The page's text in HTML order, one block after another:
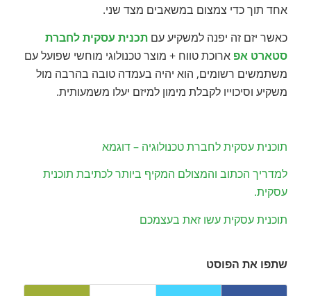
אחד תוך כדי צמצום במשאבים מצד שני.
כאשר יזם זה יפנה למשקיע עם תכנית עסקית לחברת
סטארט אפ ארוכת טווח + מוצר טכנולוגי מוחשי שפועל עם
משתמשים רשומים, הוא יהיה בעמדה טובה בהרבה מול
משקיע וסיכוייו לקבלת מימון למיזם יעלו משמעותית.
תוכנית עסקית לחברת טכנולוגיה – דוגמא
למדריך הכתוב והמצולם המקיף ביותר לכתיבת תוכנית
עסקית.
תוכנית עסקית עשו זאת בעצמכם
שתפו את הפוסט